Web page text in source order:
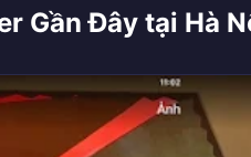
Gần Đây tại Hà